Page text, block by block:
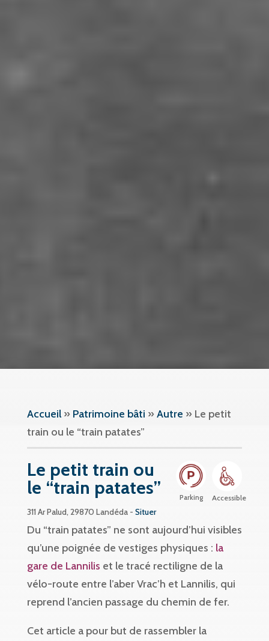
Accueil» Patrimoine bâti »Autre » Le petit
train ou le “train patates”
Accessible
Parking
Le petit train ou
le “train patates”
311 Ar Palud, 29870 Landéda - Situer
Du “train patates” ne sont aujourd’hui visibles
qu’une poignée de vestiges physiques : la
gare de Lannilis et le tracé rectiligne de la
vélo-route entre l’aber Vrac’h et Lannilis, qui
reprend l’ancien passage du chemin de fer.
Cet article a pour but de rassembler la